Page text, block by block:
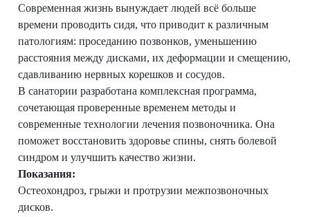
Современная жизнь вынуждает людей всё больше
времени проводить сидя, что приводит к различным
патологиям: проседанию позвонков, уменьшению
расстояния между дисками, их деформации и смещению,
сдавливанию нервных корешков и сосудов.
В санатории разработана комплексная программа,
сочетающая проверенные временем методы и
современные технологии лечения позвоночника. Она
поможет восстановить здоровье спины, снять болевой
синдром и улучшить качество жизни.
Показания:
Остеохондроз, грыжи и протрузии межпозвоночных
дисков.